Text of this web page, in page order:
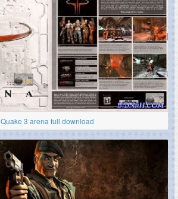
Quake 3 arena full download